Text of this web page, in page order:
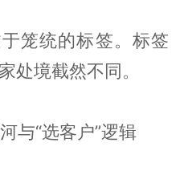
笼统的标签。标签
处境截然不同。
与“选客户”逻辑